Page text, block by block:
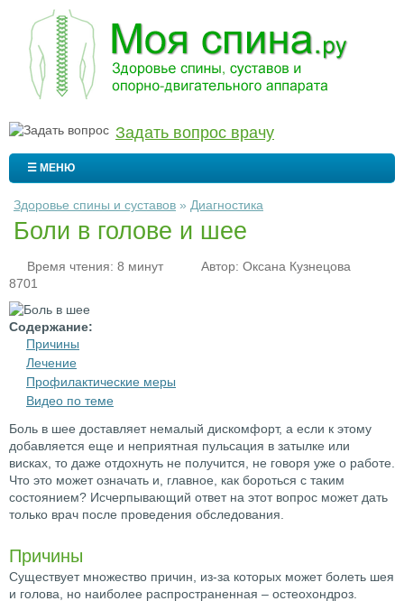
Задать вопрос врачу
☰ МЕНЮ
Здоровье спины и суставов » Диагностика
Боли в голове и шее
Время чтения: 8 минут Автор: Оксана Кузнецова
8701
Содержание:
Причины
Лечение
Профилактические меры
Видео по теме
Боль в шее доставляет немалый дискомфорт, а если к этому
добавляется еще и неприятная пульсация в затылке или
висках, то даже отдохнуть не получится, не говоря уже о работе.
Что это может означать и, главное, как бороться с таким
состоянием? Исчерпывающий ответ на этот вопрос может дать
только врач после проведения обследования.
Причины
Существует множество причин, из-за которых может болеть шея
и голова, но наиболее распространенная – остеохондроз.